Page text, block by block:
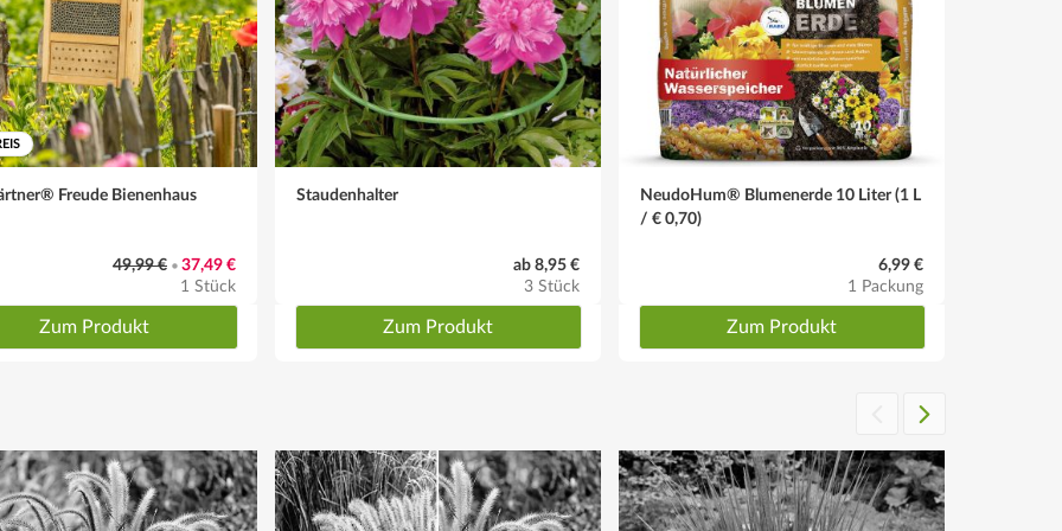
bei offenem bzw. frostfreiem Wetter gelegentlich gießen
dichtem, horstbildendem Wuchs
Freude Bienenhaus
49,99 € • 37,49 €
1 Stück
Zum Produkt
Staudenhalter
ab 8,95 €
3 Stück
Zum Produkt
NeudoHum® Blumenerde 10 Liter (1 L
/ € 0,70)
6,99 €
1 Packung
Zum Produkt